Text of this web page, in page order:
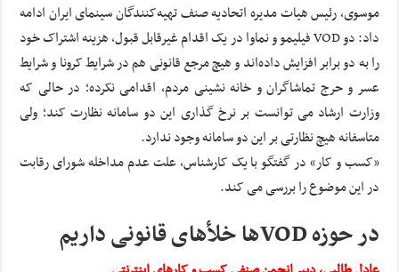
موسوی، رئیس هیات مدیره اتحادیه صنف تهیه‌کنندگان سینمای ایران ادامه
داد: دو VOD فیلیمو و نماوا در یک اقدام غیرقابل قبول، هزینه اشتراک خود
را به دو برابر افزایش داده‌اند و هیچ مرجع قانونی هم در شرایط کرونا و شرایط
عسر و حرج تماشاگران و خانه نشینی مردم، اقدامی نکرده؛ در حالی که
وزارت ارشاد می توانست بر نرخ گذاری این دو سامانه نظارت کند؛ ولی
متاسفانه هیچ نظارتی بر این دو سامانه وجود ندارد.
«کسب و کار» در گفتگو با یک کارشناس، علت عدم مداخله شورای رقابت
در این موضوع را بررسی می کند.
در حوزه VODها خلأهای قانونی داریم